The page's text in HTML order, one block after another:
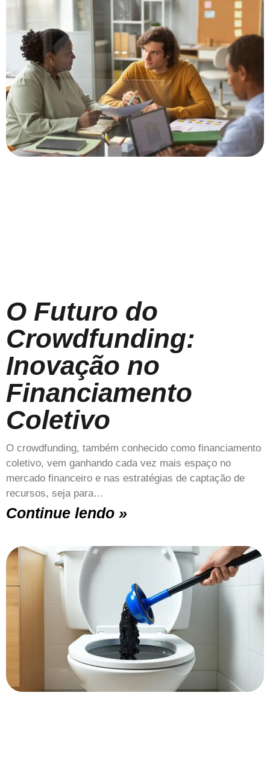
O Futuro do
Crowdfunding:
Inovação no
Financiamento
Coletivo
O crowdfunding, também conhecido como financiamento
coletivo, vem ganhando cada vez mais espaço no
mercado financeiro e nas estratégias de captação de
recursos, seja para…
Continue lendo »